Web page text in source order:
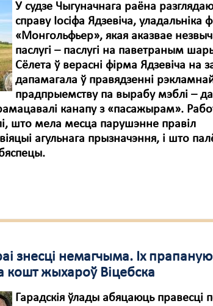
У судзе Чыгуначнага раёна
справу Іосіфа Ядзевіча, уладальніка
«Монгольфьер», якая аказвае
паслугі – паслугі на паветраным
Сёлета ў верасні фірма Ядзевіча на
дапамагала ў правядзенні
прадпрыемству па вырабу мэблі – да
канапу з «пасажырам».
што мела месца парушэнне правіл
агульнага прызначэння, і што
знесці немагчыма. Іх
кошт жыхароў Віцебска
Гарадскія ўлады абяцаюць правесці